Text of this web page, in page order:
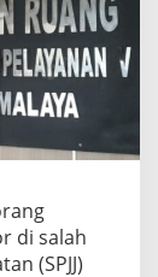
di salah
(SPJJ)